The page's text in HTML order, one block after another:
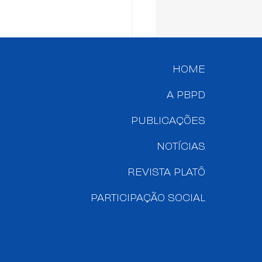
Paulo sedia
HOME
A PBPD
PUBLICAÇÕES
NOTÍCIAS
REVISTA PLATÔ
PARTICIPAÇÃO SOCIAL